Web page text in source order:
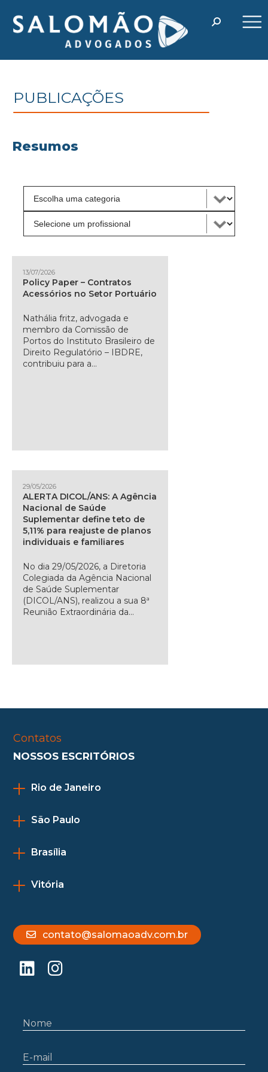
PUBLICAÇÕES
Resumos
13/07/2026
Policy Paper – Contratos
Acessórios no Setor Portuário
Nathália fritz, advogada e
membro da Comissão de
Portos do Instituto Brasileiro de
Direito Regulatório – IBDRE,
contribuiu para a...
29/05/2026
ALERTA DICOL/ANS: A Agência
Nacional de Saúde
Suplementar define teto de
5,11% para reajuste de planos
individuais e familiares
No dia 29/05/2026, a Diretoria
Colegiada da Agência Nacional
de Saúde Suplementar
(DICOL/ANS), realizou a sua 8ª
Reunião Extraordinária da...
Contatos
NOSSOS ESCRITÓRIOS
Rio de Janeiro
São Paulo
Brasília
Vitória
contato@salomaoadv.com.br